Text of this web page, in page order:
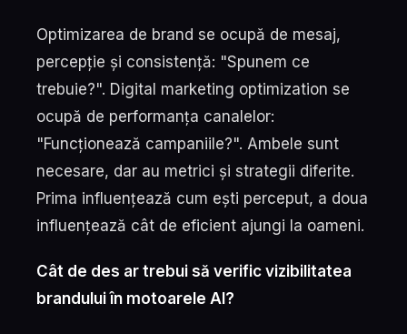
Optimizarea de brand se ocupă de mesaj,
percepție și consistență: "Spunem ce
trebuie?". Digital marketing optimization se
ocupă de performanța canalelor:
"Funcționează campaniile?". Ambele sunt
necesare, dar au metrici și strategii diferite.
Prima influențează cum ești perceput, a doua
influențează cât de eficient ajungi la oameni.
Cât de des ar trebui să verific vizibilitatea
brandului în motoarele AI?